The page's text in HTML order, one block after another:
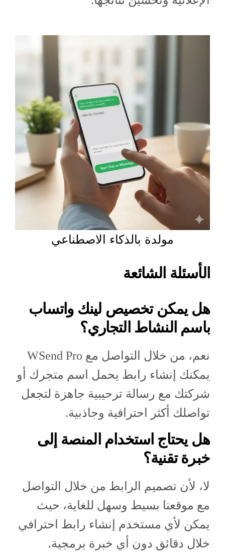
مولدة بالذكاء الاصطناعي
الأسئلة الشائعة
هل يمكن تخصيص لينك واتساب
باسم النشاط التجاري؟
نعم، من خلال التواصل مع WSend Pro
يمكنك إنشاء رابط يحمل اسم متجرك أو
شركتك مع رسالة ترحيبية جاهزة لتجعل
تواصلك أكثر احترافية وجاذبية.
هل يحتاج استخدام المنصة إلى
خبرة تقنية؟
لا، لأن تصميم الرابط من خلال التواصل
مع موقعنا بسيط وسهل للغاية، حيث
يمكن لأي مستخدم إنشاء رابط احترافي
خلال دقائق دون أي خبرة برمجية.